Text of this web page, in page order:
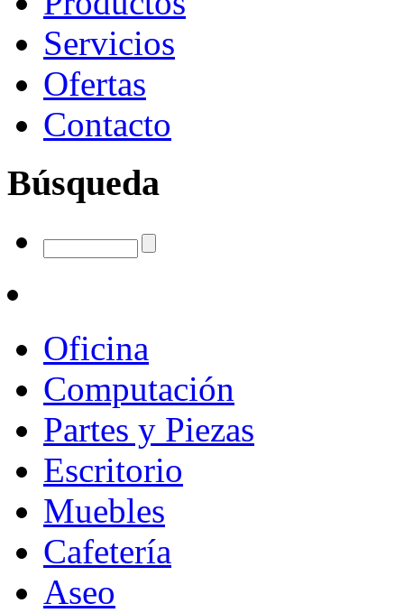
Servicios
Ofertas
Contacto
Búsqueda
Oficina
Computación
Partes y Piezas
Escritorio
Muebles
Cafetería
Aseo